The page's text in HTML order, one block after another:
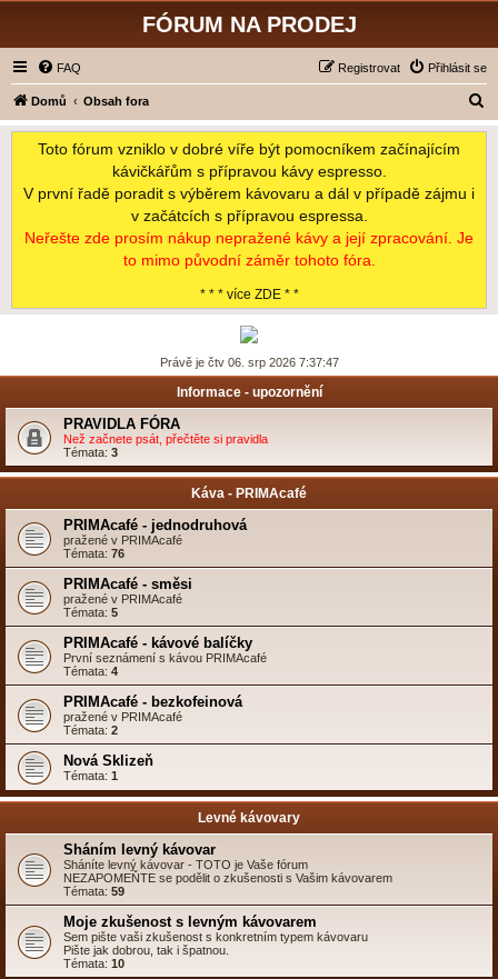
FÓRUM NA PRODEJ
FAQ Přihlásit se
Registrovat
Domů Obsah fora
l
Toto fórum vzniklo v dobré víře být pomocníkem začínajícím
kávičkářům s přípravou kávy espresso.
V první řadě poradit s výběrem kávovaru a dál v případě zájmu i
v začátcích s přípravou espressa.
Neřešte zde prosím nákup nepražené kávy a její zpracování. Je
to mimo původní záměr tohoto fóra.
* * * více ZDE * *
Právě je čtv 06. srp 2026 7:37:47
Informace - upozornění
PRAVIDLA FÓRA
Než začnete psát, přečtěte si pravidla
Témata: 3
Káva - PRIMAcafé
PRIMAcafé - jednodruhová
pražené v PRIMAcafé
Témata: 76
PRIMAcafé - směsi
pražené v PRIMAcafé
Témata: 5
PRIMAcafé - kávové balíčky
První seznámení s kávou PRIMAcafé
Témata: 4
PRIMAcafé - bezkofeinová
pražené v PRIMAcafé
Témata: 2
Nová Sklizeň
Témata: 1
Levné kávovary
Sháním levný kávovar
Sháníte levný kávovar - TOTO je Vaše fórum
NEZAPOMEŇTE se podělit o zkušenosti s Vašim kávovarem
Témata: 59
Moje zkušenost s levným kávovarem
Sem pište vaši zkušenost s konkretním typem kávovaru
Pište jak dobrou, tak i špatnou.
Témata: 10